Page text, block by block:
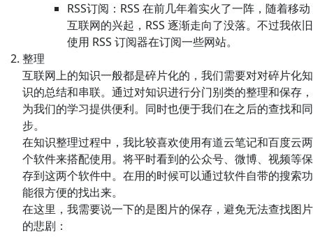
RSS订阅：RSS 在前几年着实火了一阵，随着移动
互联网的兴起，RSS 逐渐走向了没落。不过我依旧
使用 RSS 订阅器在订阅一些网站。
整理
互联网上的知识一般都是碎片化的，我们需要对对碎片化知
识的总结和串联。通过对知识进行分门别类的整理和保存，
为我们的学习提供便利。同时也便于我们在之后的查找和同
步。
在知识整理过程中，我比较喜欢使用有道云笔记和百度云两
个软件来搭配使用。将平时看到的公众号、微博、视频等保
存到这两个软件中。在用的时候可以通过软件自带的搜索功
能很方便的找出来。
在这里，我需要说一下的是图片的保存，避免无法查找图片
的悲剧：